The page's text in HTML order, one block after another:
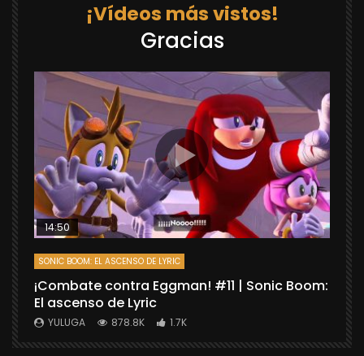
¡Vídeos más vistos!
Gracias
14:50
SONIC BOOM: EL ASCENSO DE LYRIC
¡Combate contra Eggman! #11 | Sonic Boom:
El ascenso de Lyric
YULUGA 878.8K 1.7K